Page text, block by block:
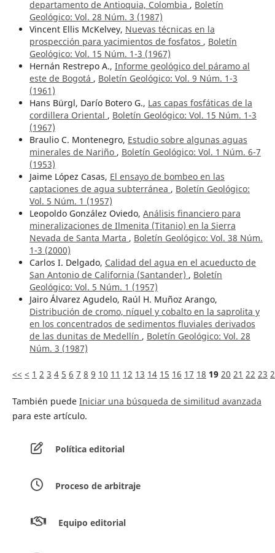
departamento de Antioquia, Colombia , Boletín
Geológico: Vol. 28 Núm. 3 (1987)
Vincent Ellis McKelvey, Nuevas técnicas en la
prospección para yacimientos de fosfatos , Boletín
Geológico: Vol. 15 Núm. 1-3 (1967)
Hernán Restrepo A., Informe geológico del páramo al
este de Bogotá , Boletín Geológico: Vol. 9 Núm. 1-3
(1961)
Hans Bürgl, Darío Botero G., Las capas fosfáticas de la
cordillera Oriental , Boletín Geológico: Vol. 15 Núm. 1-3
(1967)
Braulio C. Montenegro, Estudio sobre algunas aguas
minerales de Nariño , Boletín Geológico: Vol. 1 Núm. 6-7
(1953)
Jaime López Casas, El ensayo de bombeo en las
captaciones de agua subterránea , Boletín Geológico:
Vol. 5 Núm. 1 (1957)
Leopoldo González Oviedo, Análisis financiero para
mineralizaciones de Ilmenita (Titanio) en la Sierra
Nevada de Santa Marta , Boletín Geológico: Vol. 38 Núm.
1-3 (2000)
Carlos I. Delgado, Calidad del agua en el acueducto de
San Antonio de California (Santander) , Boletín
Geológico: Vol. 5 Núm. 1 (1957)
Jairo Álvarez Agudelo, Raúl H. Muñoz Arango,
Distribución de cromo, níquel y cobalto en la saprolita y
en los concentrados de sedimentos fluviales derivados
de las dunitas de Medellín , Boletín Geológico: Vol. 28
Núm. 3 (1987)
<< < 1 2 3 4 5 6 7 8 9 10 11 12 13 14 15 16 17 18 19 20 21 22 23
También puede Iniciar una búsqueda de similitud avanzada
para este artículo.
Política editorial
Proceso de arbitraje
Equipo editorial